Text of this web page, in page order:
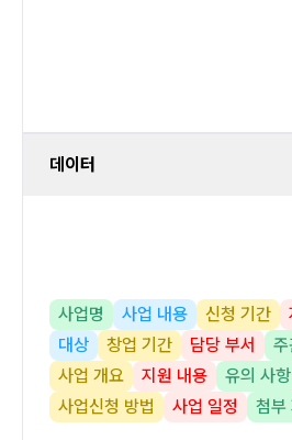
데이터
사업명 사업 내용 신청 기간
대상
창업 기간 담당 부서
사업 개요
지원 내용 유의 사항
사업신청 방법
사업 일정 첨부